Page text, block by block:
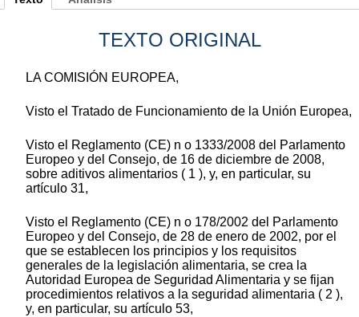
TEXTO ORIGINAL
LA COMISIÓN EUROPEA,
Visto el Tratado de Funcionamiento de la Unión Europea,
Visto el Reglamento (CE) n o 1333/2008 del Parlamento
Europeo y del Consejo, de 16 de diciembre de 2008,
sobre aditivos alimentarios ( 1 ), y, en particular, su
artículo 31,
Visto el Reglamento (CE) n o 178/2002 del Parlamento
Europeo y del Consejo, de 28 de enero de 2002, por el
que se establecen los principios y los requisitos
generales de la legislación alimentaria, se crea la
Autoridad Europea de Seguridad Alimentaria y se fijan
procedimientos relativos a la seguridad alimentaria ( 2 ),
y, en particular, su artículo 53,